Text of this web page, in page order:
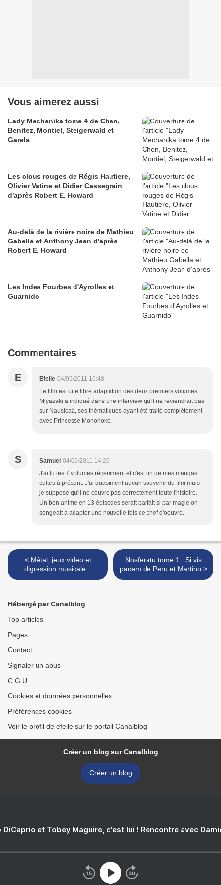
Vous aimerez aussi
Lady Mechanika tome 4 de Chen,
Benitez, Montiel, Steigerwald et
Garela
Les clous rouges de Régis Hautiere,
Olivier Vatine et Didier Cassegrain
d'après Robert E. Howard
Au-delà de la rivière noire de Mathieu
Gabella et Anthony Jean d'après
Robert E. Howard
Les Indes Fourbes d'Ayrolles et
Guarnido
Commentaires
E Efelle 04/06/2011 16:48
Le film est une libre adaptation des deux premiers volumes.
Miyazaki a indiqué dans une interview qu'il ne reviendrait pas
sur Nausicaä, ses thématiques ayant été traité complètement
avec Princesse Mononoke.
S Samuel 04/06/2011 14:26
J'ai lu les 7 volumes récemment et c'est un de mes mangas
cultes à présent. J'ai quasiment aucun souvenir du film mais
je suppose qu'il ne couvre pas correctement toute l'histoire.
Un bon anime en 13 épisodes serait parfait si par magie on
songeait à adapter une nouvelle fois ce chef d'oeuvre.
< Métal, jeux video et
digression musicale...
Nosferatu tome 1 : Si vis
pacem de Peru et Martino >
Hébergé par Canalblog
Top articles
Pages
Contact
Signaler un abus
C.G.U.
Cookies et données personnelles
Préférences cookies
Voir le profil de efelle sur le portail Canalblog
Créer un blog sur Canalblog
Créer un blog
DiCaprio et Tobey Maguire, c'est lui ! Rencontre avec